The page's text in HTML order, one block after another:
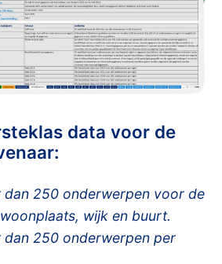
data voor de
dan 250 onderwerpen voor de
wijk en buurt.
dan 250 onderwerpen per